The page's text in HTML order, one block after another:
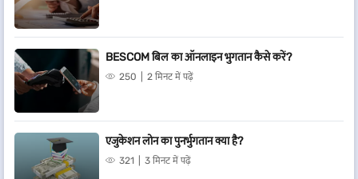
BESCOM बिल का ऑनलाइन भुगतान कैसे करें?
250 2 मिनट में पढ़ें
एजुकेशन लोन का पुनर्भुगतान क्या है?
321 3 मिनट में पढ़ें